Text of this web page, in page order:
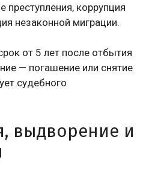
преступления, коррупция
незаконной миграции.
от 5 лет после отбытия
— погашение или снятие
судебного
выдворение и